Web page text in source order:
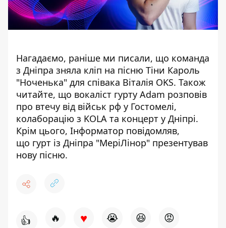
Нагадаємо, раніше ми писали, що команда
з Дніпра зняла кліп на пісню Тіни Кароль
"Ноченька" для співака Віталія OKS. Також
читайте, що вокаліст гурту Adam розповів
про втечу від військ рф у Гостомелі,
колаборацію з KOLA та концерт у Дніпрі.
Крім цього, Інформатор повідомляв,
що гурт із Дніпра "МеріЛінор" презентував
нову пісню.
👍 🔥 ♥ 😭 😆 😡